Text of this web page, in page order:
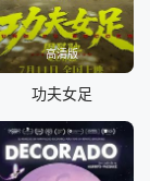
高清版
功夫女足